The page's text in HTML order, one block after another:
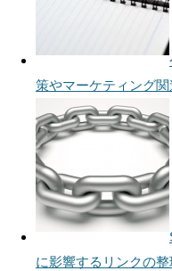
策やマーケティング
に影響するリンクの整